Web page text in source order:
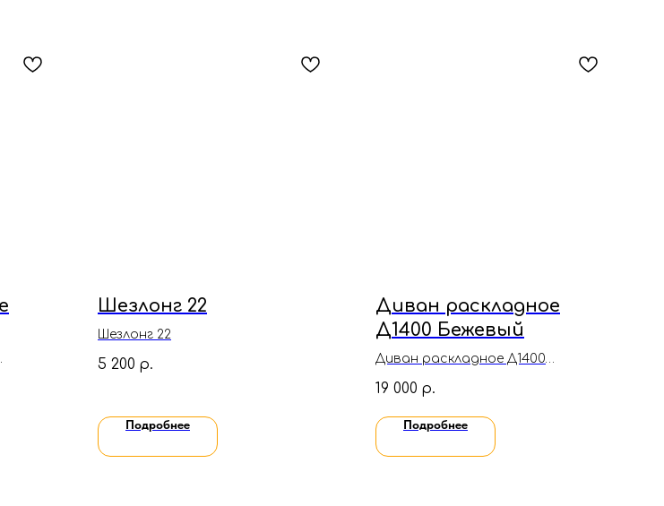
Шезлонг 22
Шезлонг 22
5 200 р.
Подробнее
Диван раскладное
Д1400 Бежевый
Диван раскладное Д1400
19 000 р.
Подробнее